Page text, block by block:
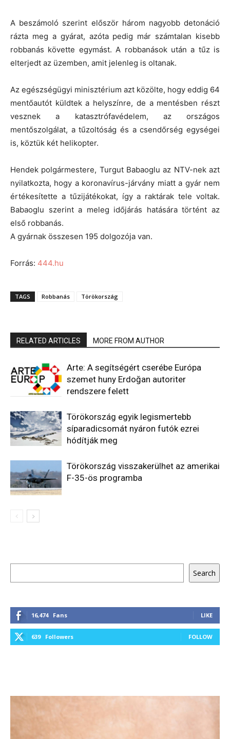
A beszámoló szerint először három nagyobb detonáció
rázta meg a gyárat, azóta pedig már számtalan kisebb
robbanás követte egymást. A robbanások után a tűz is
elterjedt az üzemben, amit jelenleg is oltanak.
Az egészségügyi minisztérium azt közölte, hogy eddig 64
mentőautót küldtek a helyszínre, de a mentésben részt
vesznek a katasztrófavédelem, az országos
mentőszolgálat, a tűzoltóság és a csendőrség egységei
is, köztük két helikopter.
Hendek polgármestere, Turgut Babaoglu az NTV-nek azt
nyilatkozta, hogy a koronavírus-járvány miatt a gyár nem
értékesítette a tűzijátékokat, így a raktárak tele voltak.
Babaoglu szerint a meleg időjárás hatására történt az
első robbanás.
A gyárnak összesen 195 dolgozója van.
Forrás: 444.hu
TAGS Robbanás Törökország
RELATED ARTICLES MORE FROM AUTHOR
Arte: A segítségért cserébe Európa
szemet huny Erdoğan autoriter
rendszere felett
Törökország egyik legismertebb
síparadicsomát nyáron futók ezrei
hódítják meg
Törökország visszakerülhet az amerikai
F-35-ös programba
Search
16,474 Fans LIKE
639 Followers FOLLOW